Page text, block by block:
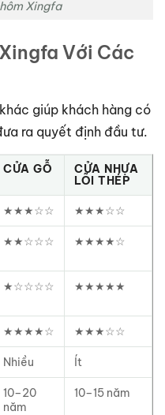
Xingfa
Với Các
giúp khách hàng có
ra quyết định đầu tư.
CỬA GỖ
CỬA NHỰA
LÕI THÉP
★★★☆☆ ★★★☆☆
★★☆☆☆ ★★★★☆
★☆☆☆☆ ★★★★★
★★★★☆ ★★★☆☆
Nhiều Ít
10–20
năm
10–15 năm